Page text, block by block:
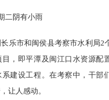
阴有小雨
市和闽侯县考察市水利局2
，即平潭及闽江口水资源配
建设工程。在考察中，干部
让人感动。